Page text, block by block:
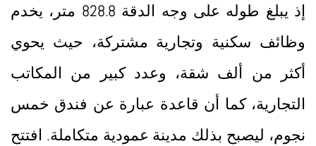
إذ يبلغ طوله على وجه الدقة 828.8 متر، يخدم
وظائف سكنية وتجارية مشتركة، حيث يحوي
أكثر من ألف شقة، وعدد كبير من المكاتب
التجارية، كما أن قاعدة عبارة عن فندق خمس
نجوم، ليصبح بذلك مدينة عمودية متكاملة. افتتح